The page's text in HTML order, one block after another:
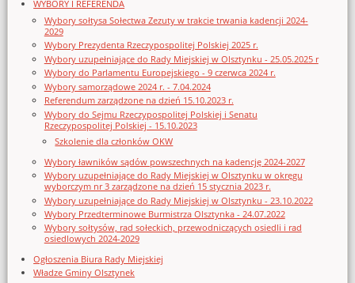
WYBORY I REFERENDA
Wybory sołtysa Sołectwa Zezuty w trakcie trwania kadencji 2024-
2029
Wybory Prezydenta Rzeczypospolitej Polskiej 2025 r.
Wybory uzupełniające do Rady Miejskiej w Olsztynku - 25.05.2025 r
Wybory do Parlamentu Europejskiego - 9 czerwca 2024 r.
Wybory samorządowe 2024 r. - 7.04.2024
Referendum zarządzone na dzień 15.10.2023 r.
Wybory do Sejmu Rzeczypospolitej Polskiej i Senatu
Rzeczypospolitej Polskiej - 15.10.2023
Szkolenie dla członków OKW
Wybory ławników sądów powszechnych na kadencję 2024-2027
Wybory uzupełniające do Rady Miejskiej w Olsztynku w okręgu
wyborczym nr 3 zarządzone na dzień 15 stycznia 2023 r.
Wybory uzupełniające do Rady Miejskiej w Olsztynku - 23.10.2022
Wybory Przedterminowe Burmistrza Olsztynka - 24.07.2022
Wybory sołtysów, rad sołeckich, przewodniczących osiedli i rad
osiedlowych 2024-2029
Ogłoszenia Biura Rady Miejskiej
Władze Gminy Olsztynek